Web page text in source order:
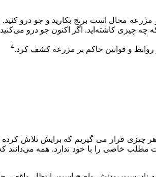
مزرعه محال است برنج بکارید و جو درو
کاشته‌اید. اگر اکنون جو درو می‌کنید،
روابط و قوانین حاکم بر مزرعه کشف کرد.4
چیزی قرار می گیریم که برایش تلاش
خاصی را با خود ندارد. همه می‌دانند که